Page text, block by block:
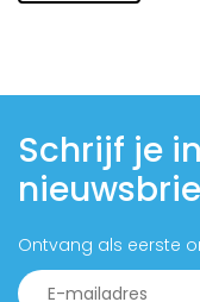
Schrijf je
Ontvang als eerste